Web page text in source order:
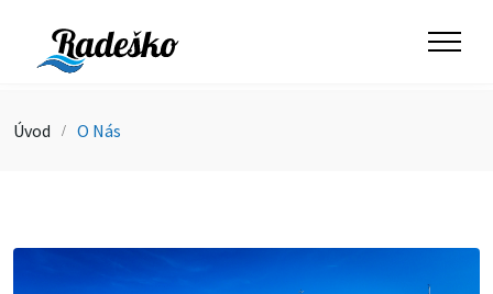
Úvod O Nás